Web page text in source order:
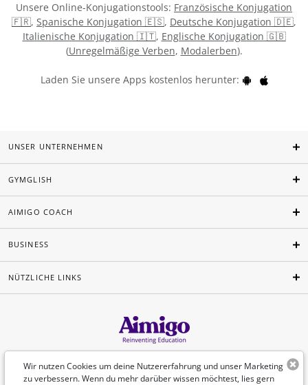
Unsere Online-Konjugationstools: Französische Konjugation
🇫🇷, Spanische Konjugation 🇪🇸, Deutsche Konjugation 🇩🇪,
Italienische Konjugation 🇮🇹, Englische Konjugation 🇬🇧
(Unregelmäßige Verben, Modalerben).
Laden Sie unsere Apps kostenlos herunter:
Wir nutzen Cookies um deine Nutzererfahrung und unser Marketing
zu verbessern. Wenn du mehr darüber wissen möchtest, lies gern
UNSER UNTERNEHMEN
GYMGLISH
AIMIGO COACH
BUSINESS
NÜTZLICHE LINKS
Deutsch